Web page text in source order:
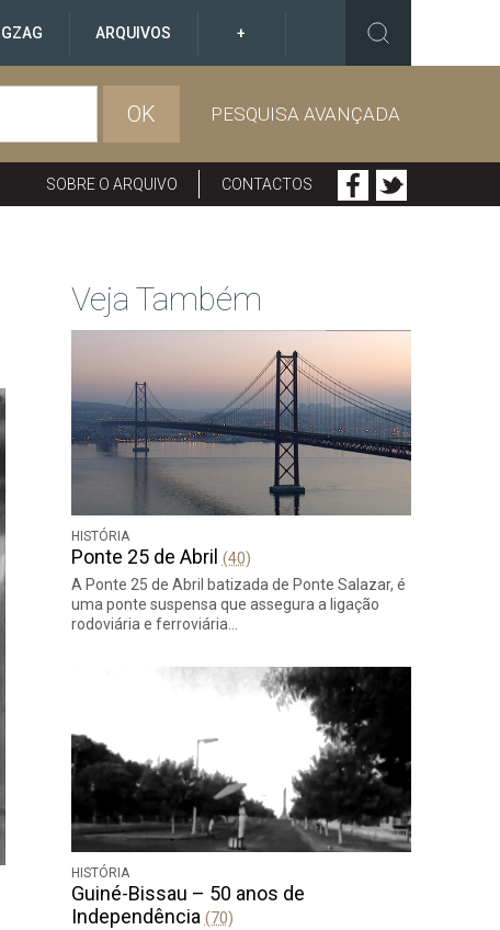
ARQUIVOS +
OK PESQUISA AVANÇADA
SOBRE O ARQUIVO CONTACTOS
Veja Também
HISTÓRIA
Ponte 25 de Abril (40)
A Ponte 25 de Abril batizada de Ponte Salazar, é
uma ponte suspensa que assegura a ligação
rodoviária e ferroviária…
HISTÓRIA
Guiné-Bissau – 50 anos de
Independência (70)